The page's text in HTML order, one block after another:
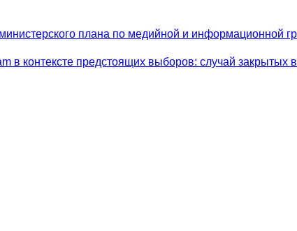
плана по медийной и информационной
контексте предстоящих выборов: случай закрытых